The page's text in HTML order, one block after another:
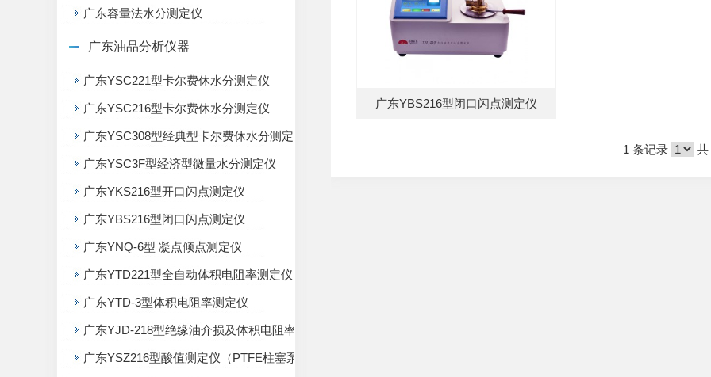
广东容量法水分测定仪
广东油品分析仪器
广东YSC221型卡尔费休水分测定仪
广东YSC216型卡尔费休水分测定仪
广东YSC308型经典型卡尔费休水分测定仪
广东YSC3F型经济型微量水分测定仪
广东YKS216型开口闪点测定仪
广东YBS216型闭口闪点测定仪
广东YNQ-6型 凝点倾点测定仪
广东YTD221型全自动体积电阻率测定仪
广东YTD-3型体积电阻率测定仪
广东YJD-218型绝缘油介损及体积电阻率测定仪
广东YSZ216型酸值测定仪（PTFE柱塞泵）
广东YBS216型闭口闪点测定仪
1 条记录 共